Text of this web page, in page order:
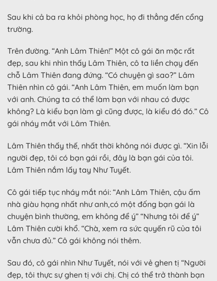
Sau khi cả ba ra khỏi phòng học, họ đi thẳng đến cổng
trường.
Trên đường. “Anh Lâm Thiên!” Một cô gái ăn mặc rất
đẹp, sau khi nhìn thấy Lâm Thiên, cô ta liền chạy đến
chỗ Lâm Thiên đang đứng. “Có chuyện gì sao?” Lâm
Thiên nhìn cô gái. “Anh Lâm Thiên, em muốn làm bạn
với anh. Chúng ta có thể làm bạn với nhau có được
không? Là kiểu bạn làm gì cũng được, là kiểu đó đó.” Cô
gái nháy mắt với Lâm Thiên.
Lâm Thiên thấy thế, nhất thời không nói được gì. “Xin lỗi
người đẹp, tôi có bạn gái rồi, đây là bạn gái của tôi.
Lâm Thiên nắm lấy tay Như Tuyết.
Cô gái tiếp tục nháy mắt nói: “Anh Lâm Thiên, cậu ấm
nhà giàu hạng nhất như anh,có một đống bạn gái là
chuyện bình thường, em không để ý” “Nhưng tôi để ý”
Lâm Thiên cười khổ. “Chà, xem ra sức quyến rũ của tôi
vẫn chưa đủ.” Cô gái không nói thêm.
Sau đó, cô gái nhìn Như Tuyết, nói với vẻ ghen tị “Người
đẹp, tôi thực sự ghen tị với chị. Chị có thể trở thành bạn